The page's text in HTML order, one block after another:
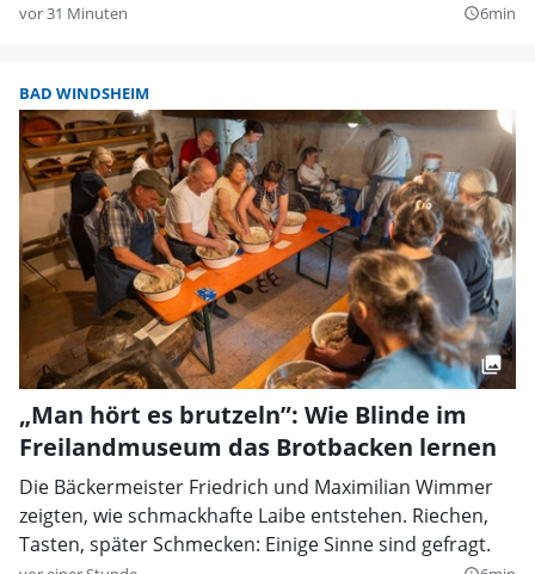
vor 31 Minuten query_builder6min
BAD WINDSHEIM
„Man hört es brutzeln”: Wie Blinde im
Freilandmuseum das Brotbacken lernen
Die Bäckermeister Friedrich und Maximilian Wimmer
zeigten, wie schmackhafte Laibe entstehen. Riechen,
Tasten, später Schmecken: Einige Sinne sind gefragt.